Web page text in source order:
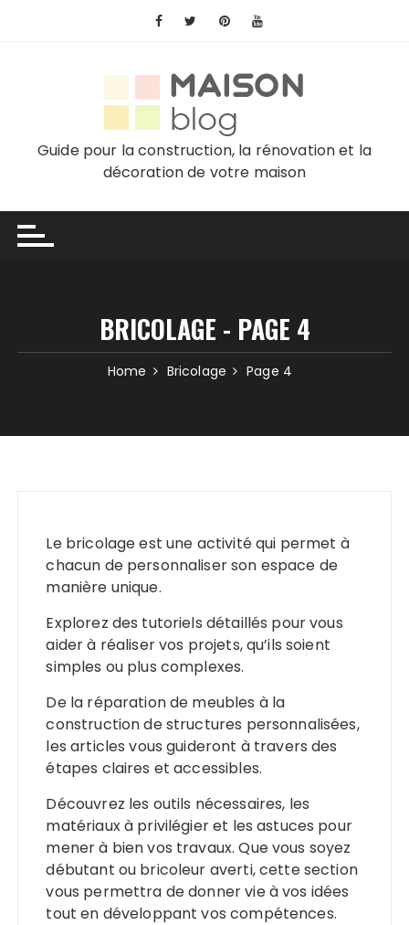
Guide pour la construction, la rénovation et la
décoration de votre maison
BRICOLAGE - PAGE 4
Home Bricolage Page 4
Le bricolage est une activité qui permet à
chacun de personnaliser son espace de
manière unique.
Explorez des tutoriels détaillés pour vous
aider à réaliser vos projets, qu’ils soient
simples ou plus complexes.
De la réparation de meubles à la
construction de structures personnalisées,
les articles vous guideront à travers des
étapes claires et accessibles.
Découvrez les outils nécessaires, les
matériaux à privilégier et les astuces pour
mener à bien vos travaux. Que vous soyez
débutant ou bricoleur averti, cette section
vous permettra de donner vie à vos idées
tout en développant vos compétences.